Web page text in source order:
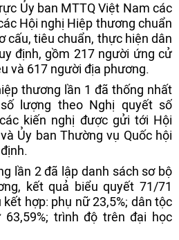
Ủy ban MTTQ Việt Nam các
Hội nghị Hiệp thương chuẩn
cấu, tiêu chuẩn, thực hiện dân
định, gồm 217 người ứng cử
và 617 người địa phương.
thương lần 1 đã thống nhất
lượng theo Nghị quyết số
các kiến nghị được gửi tới Hội
Ủy ban Thường vụ Quốc hội
lần 2 đã lập danh sách sơ bộ
kết quả biểu quyết 71/71
hợp: phụ nữ 23,5%; dân tộc
trình độ trên đại học